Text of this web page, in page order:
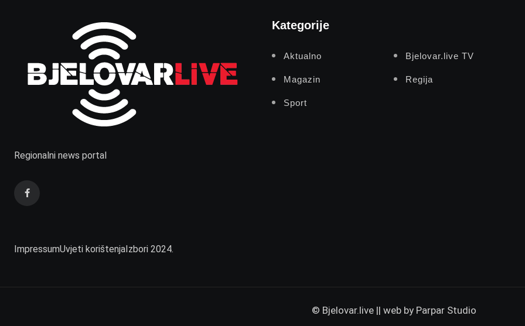
Regionalni news portal
ImpressumUvjeti korištenjaIzbori 2024.
Kategorije
Aktualno Bjelovar.live TV
Magazin Regija
Sport
© Bjelovar.live || web by Parpar Studio